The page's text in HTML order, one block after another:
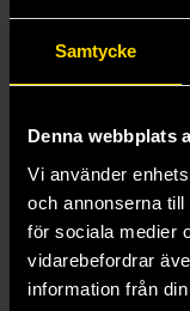
Samtycke
Denna webbplats
Vi använder
och annonserna
för sociala medier
vidarebefordrar
information från
Blood
Blood
Blood
Blood
Blood
Blood
Blood